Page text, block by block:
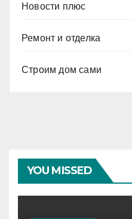
Новости плюс
Ремонт и отделка
Строим дом сами
YOU MISSED